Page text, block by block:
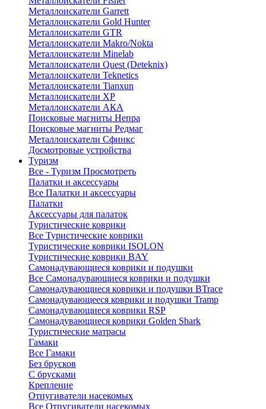
Металлоискатели Garrett
Металлоискатели Gold Hunter
Металлоискатели GTR
Металлоискатели Makro/Nokta
Металлоискатели Minelab
Металлоискатели Quest (Deteknix)
Металлоискатели Teknetics
Металлоискатели Tianxun
Металлоискатели XP
Металлоискатели АКА
Поисковые магниты Непра
Поисковые магниты Редмаг
Металлоискатели Сфинкс
Досмотровые устройства
Туризм
Все - Туризм Просмотреть
Палатки и аксессуары
Все Палатки и аксессуары
Палатки
Аксессуары для палаток
Туристические коврики
Все Туристические коврики
Туристические коврики ISOLON
Туристические коврики BAY
Самонадувающиеся коврики и подушки
Все Самонадувающиеся коврики и подушки
Самонадувающиеся коврики и подушки BTrace
Самонадувающееся коврики и подушки Tramp
Самонадувающиеся коврики RSP
Самонадувающиеся коврики Golden Shark
Туристические матрасы
Гамаки
Все Гамаки
Без брусков
С брусками
Крепление
Отпугиватели насекомых
Все Отпугиватели насекомых